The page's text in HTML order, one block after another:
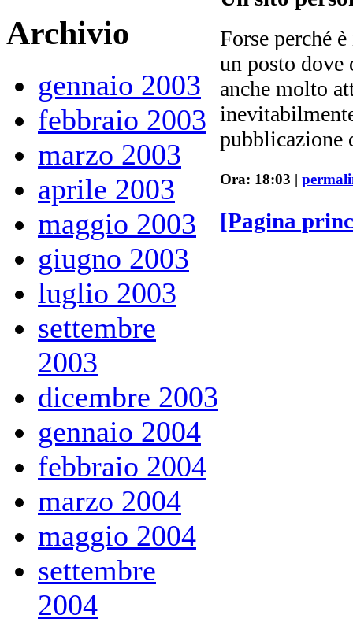
Archivio
gennaio 2003
febbraio 2003
marzo 2003
aprile 2003
maggio 2003
giugno 2003
luglio 2003
settembre
2003
dicembre 2003
gennaio 2004
febbraio 2004
marzo 2004
maggio 2004
settembre
2004
Forse perché
un posto dove
anche molto
pubblicazione
Ora: 18:03 |
[Pagina